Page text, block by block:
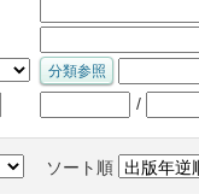
/
ソート順